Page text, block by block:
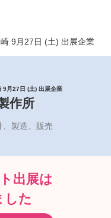
9月27日 (土) 出展企業
9月27日 (土) 出展企業
作所
、製造、販売
出展は
した